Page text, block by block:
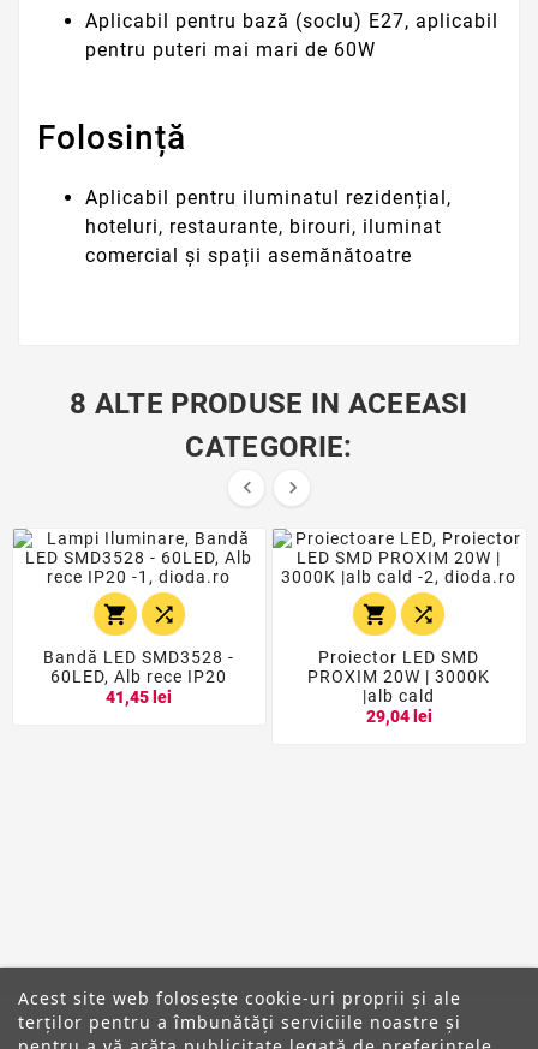
Aplicabil pentru bază (soclu) E27, aplicabil
pentru puteri mai mari de 60W
Folosință
Aplicabil pentru iluminatul rezidențial,
hoteluri, restaurante, birouri, iluminat
comercial și spații asemănătoatre
8 ALTE PRODUSE IN ACEEASI
CATEGORIE:
 
 
Bandă LED SMD3528 -
60LED, Alb rece IP20
41,45 lei
 
Proiector LED SMD
PROXIM 20W | 3000K
|alb cald
29,04 lei
Acest site web folosește cookie-uri proprii și ale
terților pentru a îmbunătăți serviciile noastre și